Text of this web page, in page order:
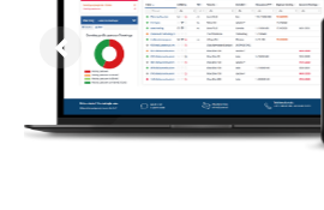
Previous